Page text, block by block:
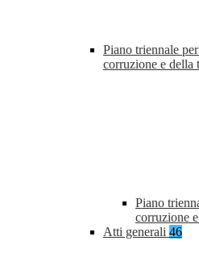
Piano triennale
corruzione e della
Piano
corruzione
Atti generali 46